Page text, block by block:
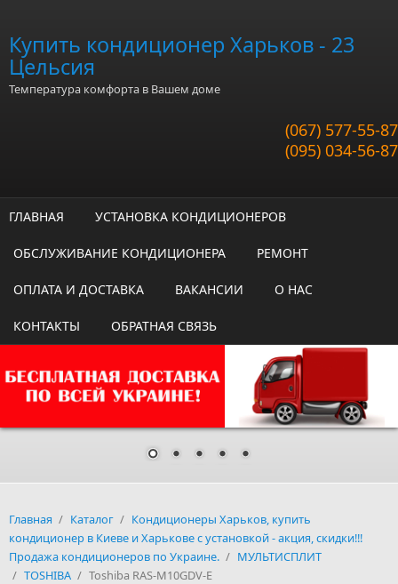
Купить кондиционер Харьков - 23
Цельсия
Температура комфорта в Вашем доме
(067) 577-55-87
(095) 034-56-87
ГЛАВНАЯ УСТАНОВКА КОНДИЦИОНЕРОВ
ОБСЛУЖИВАНИЕ КОНДИЦИОНЕРА РЕМОНТ
ОПЛАТА И ДОСТАВКА ВАКАНСИИ О НАС
КОНТАКТЫ ОБРАТНАЯ СВЯЗЬ
Главная / Каталог / Кондиционеры Харьков, купить
кондиционер в Киеве и Харькове с установкой - акция, скидки!!!
Продажа кондиционеров по Украине. / МУЛЬТИСПЛИТ
/ TOSHIBA / Toshiba RAS-M10GDV-E